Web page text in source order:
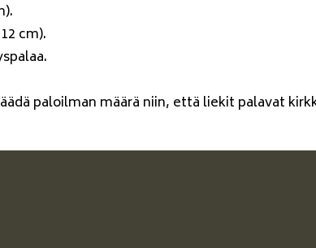
cm).
paloilman määrä niin, että liekit palavat